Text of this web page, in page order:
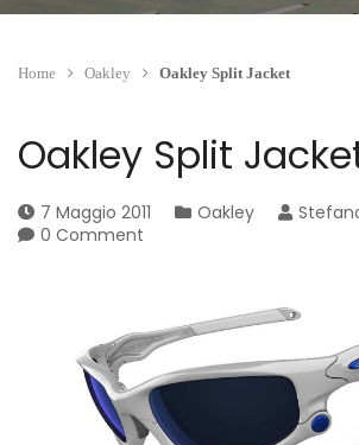
Home Oakley Oakley Split Jacket
Oakley Split
7 Maggio 2011 Oakley
0 Comment